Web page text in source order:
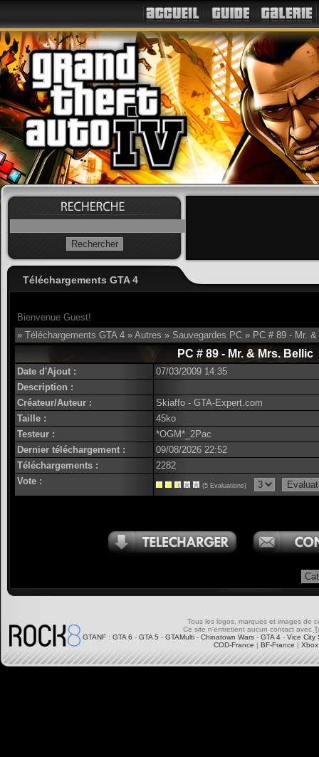
Téléchargements GTA 4
Bienvenue Guest!
» Téléchargements GTA 4 » Autres » Sauvegardes PC » PC # 89 - Mr.
PC # 89 - Mr. & Mrs. Bellic
Date d'Ajout :
07/03/2009 14:35
Description :
Créateur/Auteur :
Skiaffo - GTA-Expert.com
Taille :
45ko
Testeur :
*OGM*_2Pac
Dernier téléchargement :
09/08/2026 22:52
Téléchargements :
2282
Vote :
(5 Evaluations)
Tous les logos, marques et images de
Ce site n'entretient aucun contact avec
GTANF : GTA 6 - GTA 5 - GTAMulti - Chinatown Wars - GTA 4 - Vice City
COD-France | BF-France |